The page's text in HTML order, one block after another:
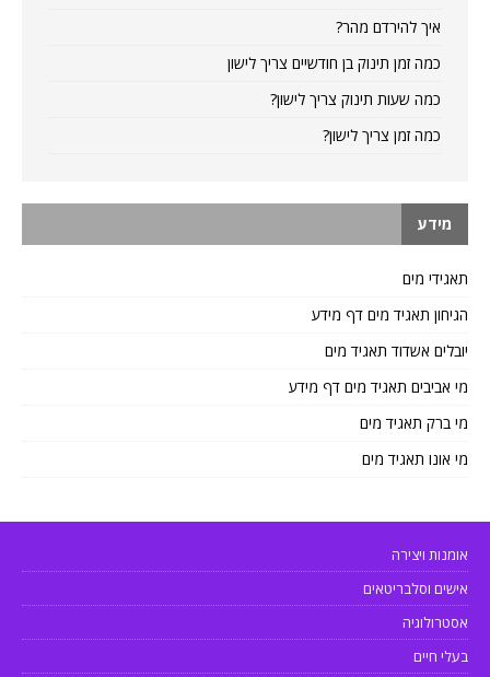
איך להירדם מהר?
כמה זמן תינוק בן חודשיים צריך לישון
כמה שעות תינוק צריך לישון?
כמה זמן צריך לישון?
מידע
תאגידי מים
הגיחון תאגיד מים דף מידע
יובלים אשדוד תאגיד מים
מי אביבים תאגיד מים דף מידע
מי ברק תאגיד מים
מי אונו תאגיד מים
אומנות ויצירה
אישים וסלבריטאים
אסטרולוגיה
בעלי חיים